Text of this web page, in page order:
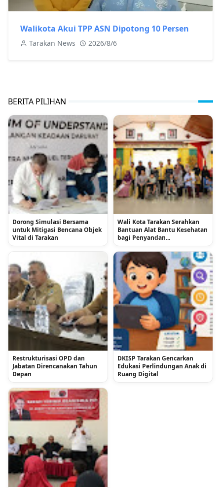
Walikota Akui TPP ASN Dipotong 10 Persen
Tarakan News 2026/8/6
BERITA PILIHAN
Dorong Simulasi Bersama
untuk Mitigasi Bencana Objek
Vital di Tarakan
Wali Kota Tarakan Serahkan
Bantuan Alat Bantu Kesehatan
bagi Penyandan...
Restrukturisasi OPD dan
Jabatan Direncanakan Tahun
Depan
DKISP Tarakan Gencarkan
Edukasi Perlindungan Anak di
Ruang Digital